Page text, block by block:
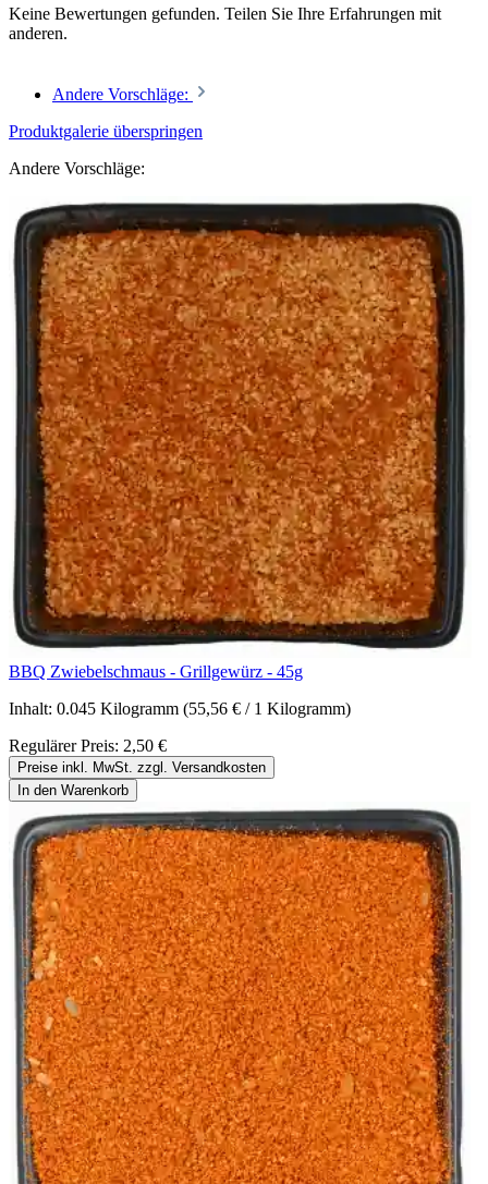
Keine Bewertungen gefunden. Teilen Sie Ihre Erfahrungen mit
anderen.
Andere Vorschläge:
Produktgalerie überspringen
Andere Vorschläge:
BBQ Zwiebelschmaus - Grillgewürz - 45g
Inhalt: 0.045 Kilogramm (55,56 € / 1 Kilogramm)
Regulärer Preis: 2,50 €
Preise inkl. MwSt. zzgl. Versandkosten
In den Warenkorb